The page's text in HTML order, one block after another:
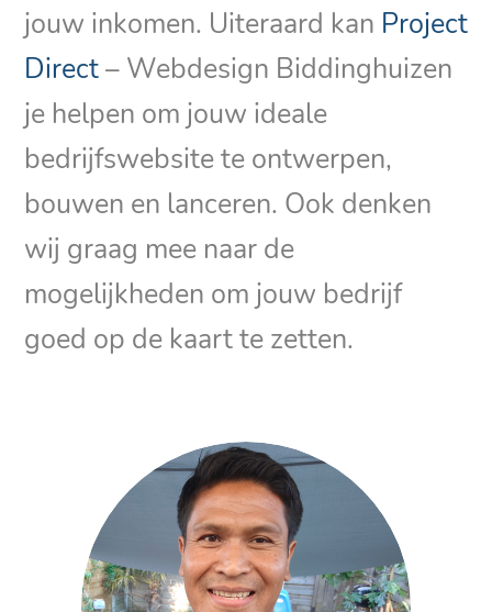
jouw inkomen. Uiteraard kan Project
Direct– Webdesign Biddinghuizen
je helpen om jouw ideale
bedrijfswebsite te ontwerpen,
bouwen en lanceren. Ook denken
wij graag mee naar de
mogelijkheden om jouw bedrijf
goed op de kaart te zetten.